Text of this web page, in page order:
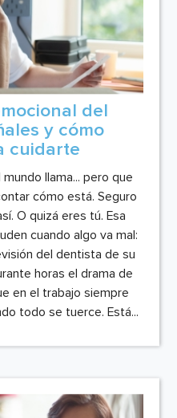
del
y cómo
cuidarte
llama... pero que
cómo está. Seguro
O quizá eres tú. Esa
cuando algo va mal:
del dentista de su
horas el drama de
en el trabajo siempre
todo se tuerce. Está...